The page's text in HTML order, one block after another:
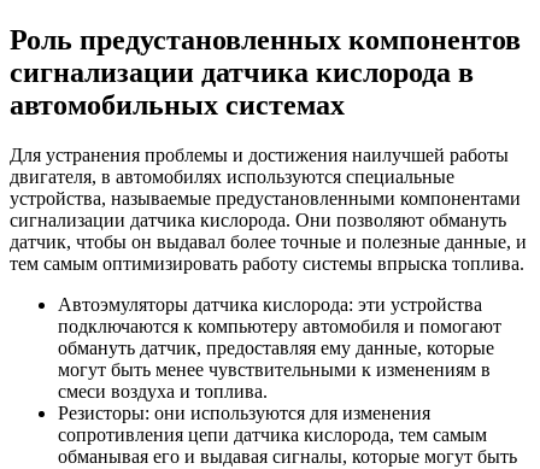
Роль предустановленных компонентов
сигнализации датчика кислорода в
автомобильных системах
Для устранения проблемы и достижения наилучшей работы
двигателя, в автомобилях используются специальные
устройства, называемые предустановленными компонентами
сигнализации датчика кислорода. Они позволяют обмануть
датчик, чтобы он выдавал более точные и полезные данные, и
тем самым оптимизировать работу системы впрыска топлива.
Автоэмуляторы датчика кислорода: эти устройства
подключаются к компьютеру автомобиля и помогают
обмануть датчик, предоставляя ему данные, которые
могут быть менее чувствительными к изменениям в
смеси воздуха и топлива.
Резисторы: они используются для изменения
сопротивления цепи датчика кислорода, тем самым
обманывая его и выдавая сигналы, которые могут быть